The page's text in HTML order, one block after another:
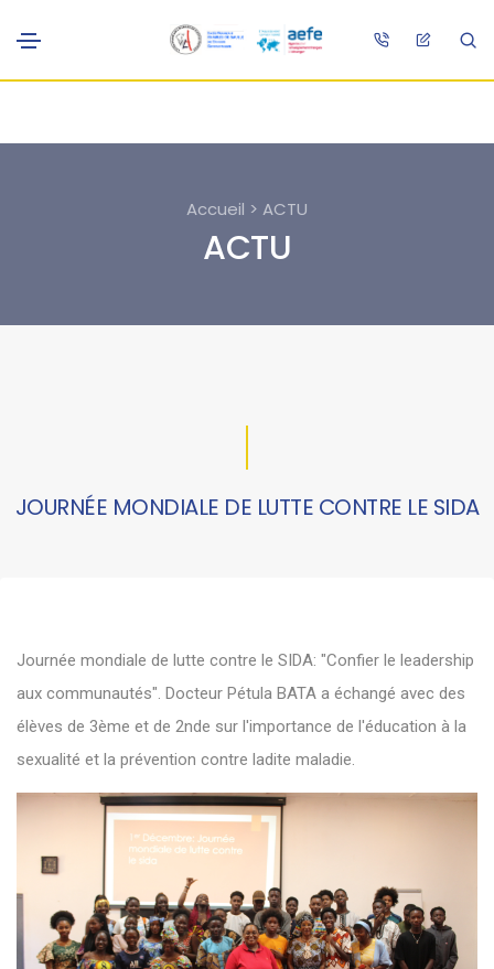
Accueil > ACTU
ACTU
JOURNÉE MONDIALE DE LUTTE CONTRE LE SIDA
Journée mondiale de lutte contre le SIDA: "Confier le leadership
aux communautés". Docteur Pétula BATA a échangé avec des
élèves de 3ème et de 2nde sur l'importance de l'éducation à la
sexualité et la prévention contre ladite maladie.